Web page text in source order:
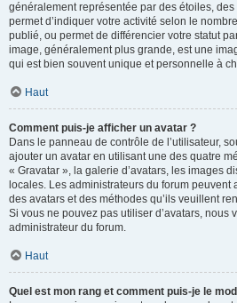
généralement représentée par des étoiles,
permet d’indiquer votre activité selon le
publié, ou permet de différencier votre statut
image, généralement plus grande, est une
qui est bien souvent unique et personnelle à
Haut
Comment puis-je afficher un avatar ?
Dans le panneau de contrôle de l’utilisateur,
ajouter un avatar en utilisant une des quatre
« Gravatar », la galerie d’avatars, les images
locales. Les administrateurs du forum peuvent
des avatars et des méthodes qu’ils veuillent
Si vous ne pouvez pas utiliser d’avatars, nous
administrateur du forum.
Haut
Quel est mon rang et comment puis-je le